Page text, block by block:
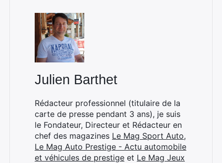
Julien Barthet
Rédacteur professionnel (titulaire de la
carte de presse pendant 3 ans), je suis
le Fondateur, Directeur et Rédacteur en
chef des magazines Le Mag Sport Auto,
Le Mag Auto Prestige - Actu automobile
et véhicules de prestige et Le Mag Jeux
Rechercher